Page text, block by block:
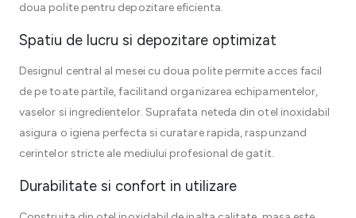
doua polite pentru depozitare eficienta.
Spatiu de lucru si depozitare optimizat
Designul central al mesei cu doua polite permite acces facil
de pe toate partile, facilitand organizarea echipamentelor,
vaselor si ingredientelor. Suprafata neteda din otel inoxidabil
asigura o igiena perfecta si curatare rapida, raspunzand
cerintelor stricte ale mediului profesional de gatit.
Durabilitate si confort in utilizare